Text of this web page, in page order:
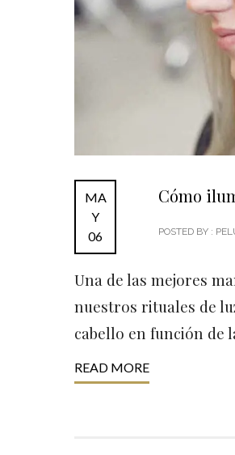
MA
Y
06
Cómo
POSTED BY :
Una de las mejores
nuestros rituales de
cabello en función de
READ MORE